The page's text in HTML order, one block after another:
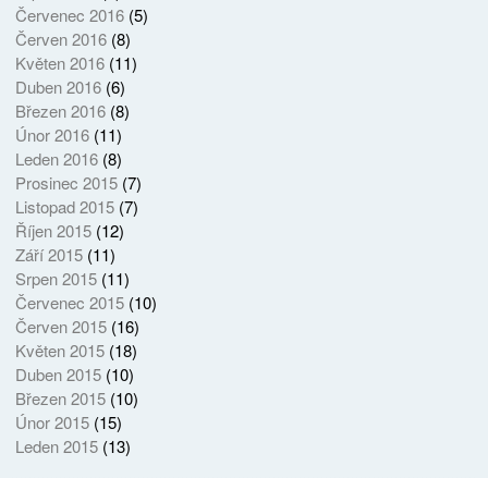
Červenec 2016(5)
Červen 2016(8)
Květen 2016(11)
Duben 2016(6)
Březen 2016(8)
Únor 2016(11)
Leden 2016(8)
Prosinec 2015(7)
Listopad 2015(7)
Říjen 2015(12)
Září 2015(11)
Srpen 2015(11)
Červenec 2015(10)
Červen 2015(16)
Květen 2015(18)
Duben 2015(10)
Březen 2015(10)
Únor 2015(15)
Leden 2015(13)